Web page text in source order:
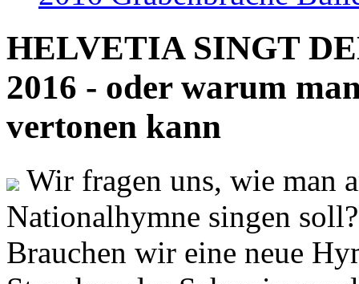
HELVETIA SINGT
2016 - oder warum
vertonen kann
Wir fragen uns, wie man
Nationalhymne singen
Brauchen wir eine neue